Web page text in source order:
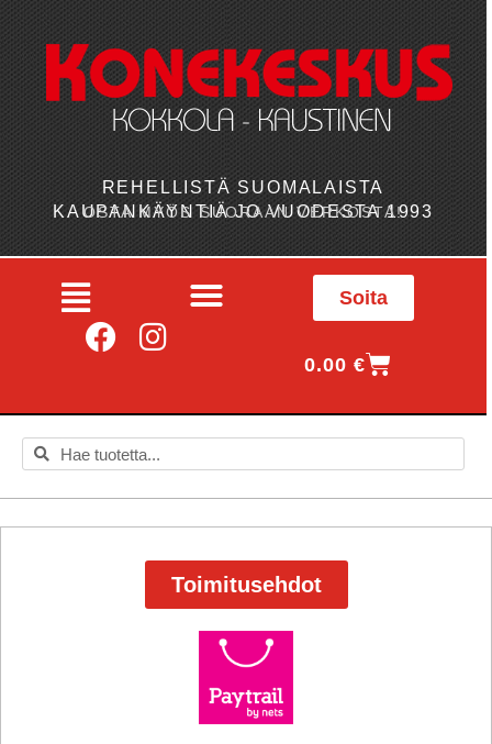
REHELLISTÄ SUOMALAISTA
KAUPANKÄYNTIÄ JO VUODESTA 1993
OSTA MYÖS SUORAAN VERKOSTA!
Soita
0.00€
Toimitusehdot